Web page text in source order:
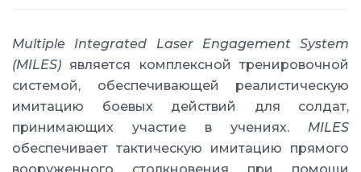
Multiple Integrated Laser Engagement System
(MILES) является комплексной тренировочной
системой, обеспечивающей реалистическую
имитацию боевых действий для солдат,
принимающих участие в учениях. MILES
обеспечивает тактическую имитацию прямого